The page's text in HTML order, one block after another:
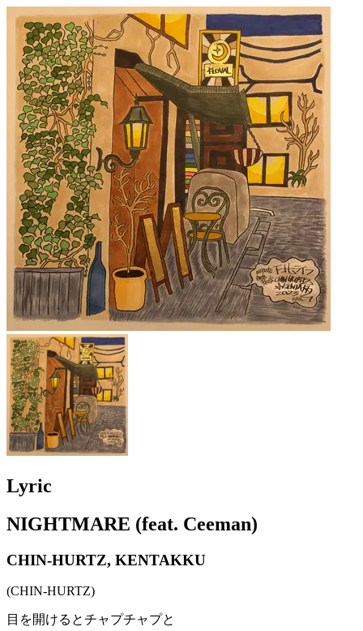
Lyric
NIGHTMARE (feat. Ceeman)
CHIN-HURTZ, KENTAKKU
(CHIN-HURTZ)
目を開けるとチャプチャプと